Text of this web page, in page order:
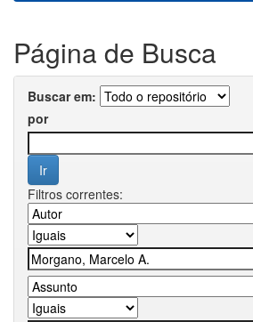
Página de Busca
Buscar em:
por
Filtros correntes: